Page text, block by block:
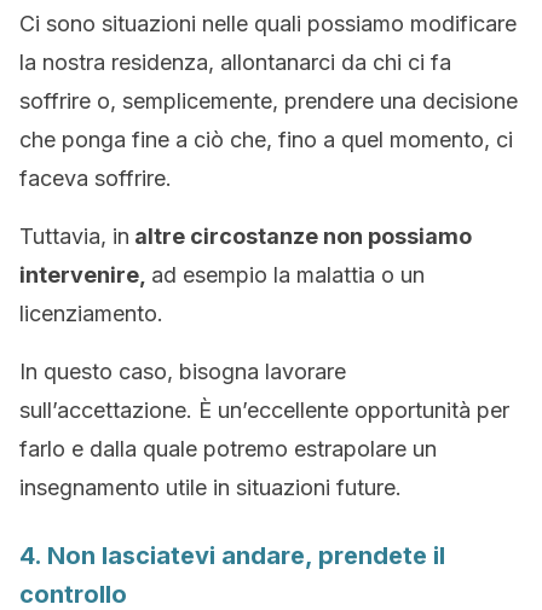
Ci sono situazioni nelle quali possiamo modificare
la nostra residenza, allontanarci da chi ci fa
soffrire o, semplicemente, prendere una decisione
che ponga fine a ciò che, fino a quel momento, ci
faceva soffrire.
Tuttavia, in altre circostanze non possiamo
intervenire, ad esempio la malattia o un
licenziamento.
In questo caso, bisogna lavorare
sull’accettazione. È un’eccellente opportunità per
farlo e dalla quale potremo estrapolare un
insegnamento utile in situazioni future.
4. Non lasciatevi andare, prendete il
controllo